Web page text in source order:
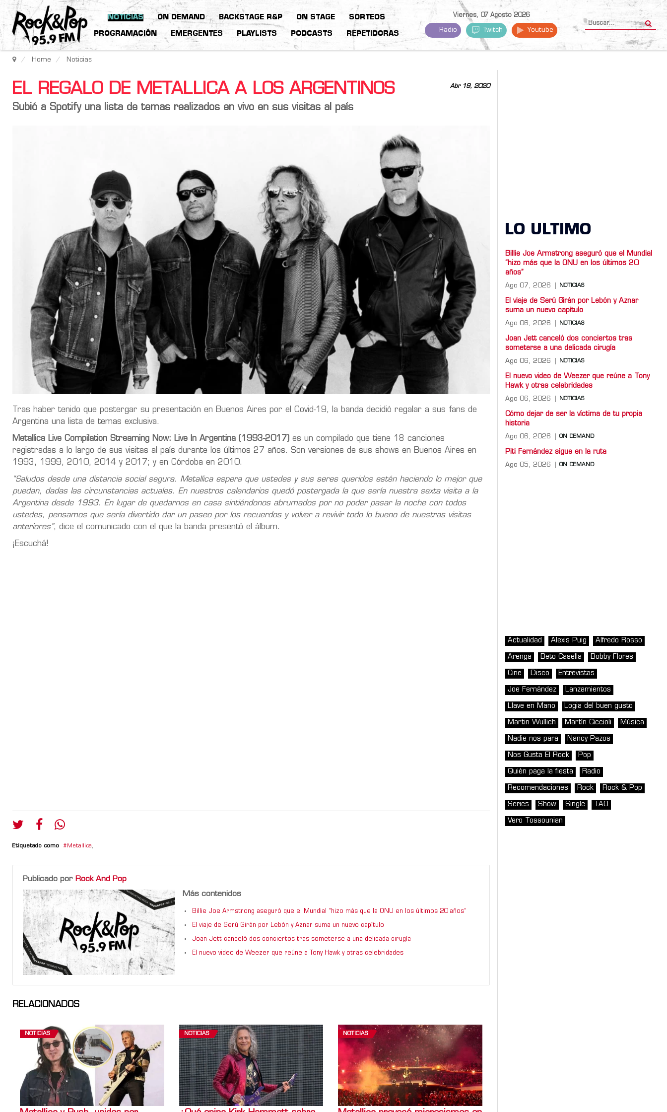
NOTICIAS ON DEMAND BACKSTAGE R&P ON STAGE SORTEOS
PROGRAMACIÓN EMERGENTES PLAYLISTS PODCASTS REPETIDORAS
Viernes, 07 Agosto 2026
Radio Twitch Youtube
Home Noticias
Abr 19, 2020
EL REGALO DE METALLICA A LOS ARGENTINOS
Subió a Spotify una lista de temas realizados en vivo en sus visitas al país
Tras haber tenido que postergar su presentación en Buenos Aires por el Covid-19, la banda decidió regalar a sus fans de
Argentina una lista de temas exclusiva.
Metallica Live Compilation Streaming Now: Live In Argentina (1993-2017) es un compilado que tiene 18 canciones
registradas a lo largo de sus visitas al país durante los últimos 27 años. Son versiones de sus shows en Buenos Aires en
1993, 1999, 2010, 2014 y 2017; y en Córdoba en 2010.
“Saludos desde una distancia social segura. Metallica espera que ustedes y sus seres queridos estén haciendo lo mejor que
puedan, dadas las circunstancias actuales. En nuestros calendarios quedó postergada la que sería nuestra sexta visita a la
Argentina desde 1993. En lugar de quedarnos en casa sintiéndonos abrumados por no poder pasar la noche con todos
ustedes, pensamos que sería divertido dar un paseo por los recuerdos y volver a revivir todo lo bueno de nuestras visitas
anteriores”, dice el comunicado con el que la banda presentó el álbum.
¡Escuchá!
Etiquetado como Metallica,
Publicado por Rock And Pop
Más contenidos
Billie Joe Armstrong aseguró que el Mundial “hizo más que la ONU en los últimos 20 años”
El viaje de Serú Girán por Lebón y Aznar suma un nuevo capítulo
Joan Jett canceló dos conciertos tras someterse a una delicada cirugía
El nuevo video de Weezer que reúne a Tony Hawk y otras celebridades
RELACIONADOS
NOTICIAS NOTICIAS NOTICIAS
LO ULTIMO
Billie Joe Armstrong aseguró que el Mundial
“hizo más que la ONU en los últimos 20
años”
Ago 07, 2026 NOTICIAS
El viaje de Serú Girán por Lebón y Aznar
suma un nuevo capítulo
Ago 06, 2026 NOTICIAS
Joan Jett canceló dos conciertos tras
someterse a una delicada cirugía
Ago 06, 2026 NOTICIAS
El nuevo video de Weezer que reúne a Tony
Hawk y otras celebridades
Ago 06, 2026 NOTICIAS
Cómo dejar de ser la víctima de tu propia
historia
Ago 06, 2026 ON DEMAND
Piti Fernández sigue en la ruta
Ago 05, 2026 ON DEMAND
Actualidad Alexis Puig Alfredo Rosso
Arenga Beto Casella Bobby Flores
Cine Disco Entrevistas
Joe Fernández Lanzamientos
Llave en Mano Logia del buen gusto
Martin Wullich Martín Ciccioli Música
Nadie nos para Nancy Pazos
Nos Gusta El Rock Pop
Quién paga la fiesta Radio
Recomendaciones Rock Rock & Pop
Series Show Single TAO
Vero Tossounian